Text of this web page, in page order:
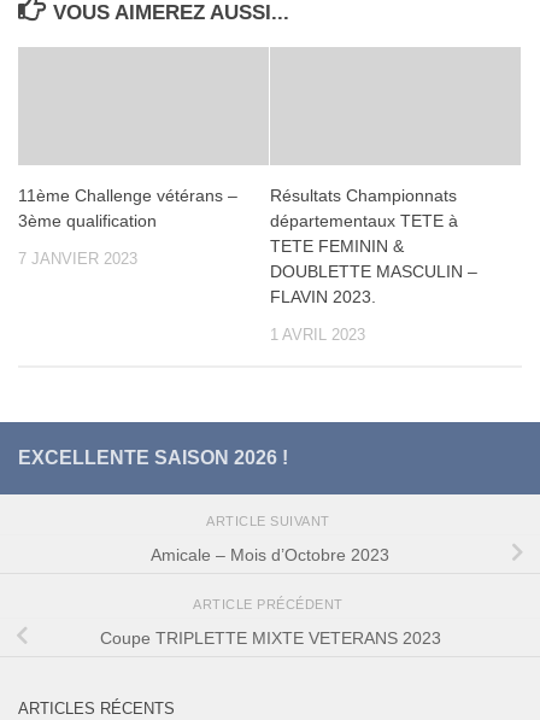
VOUS AIMEREZ AUSSI...
11ème Challenge vétérans –
3ème qualification
7 JANVIER 2023
Résultats Championnats
départementaux TETE à
TETE FEMININ &
DOUBLETTE MASCULIN –
FLAVIN 2023.
1 AVRIL 2023
EXCELLENTE SAISON 2026 !
ARTICLE SUIVANT
Amicale – Mois d’Octobre 2023
ARTICLE PRÉCÉDENT
Coupe TRIPLETTE MIXTE VETERANS 2023
ARTICLES RÉCENTS